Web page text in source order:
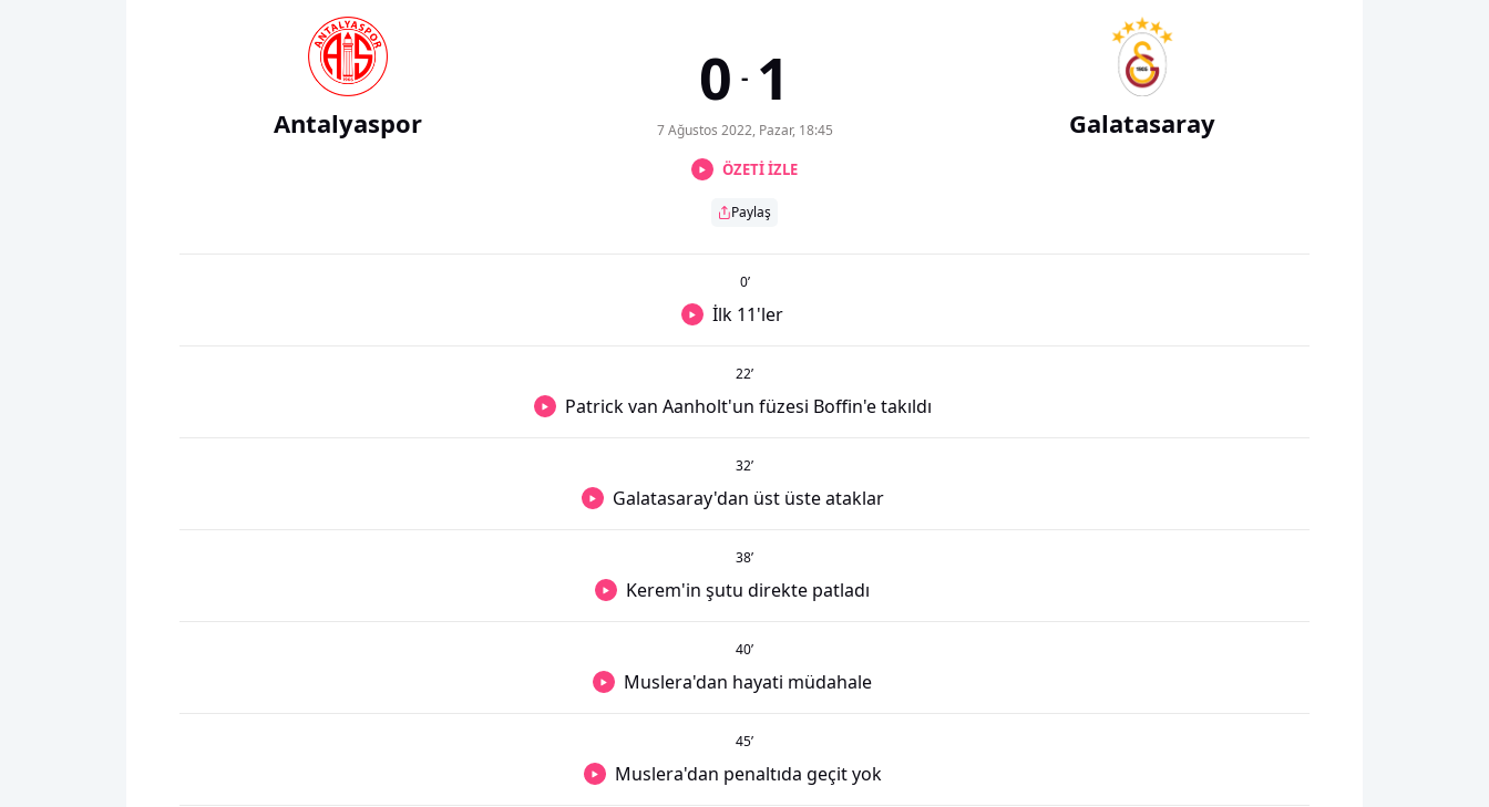
Antalyaspor
0 - 1
7 Ağustos 2022, Pazar, 18:45
ÖZETİ İZLE
Paylaş
Galatasaray
0’
İlk 11'ler
22’
Patrick van Aanholt'un füzesi Boffin'e takıldı
32’
Galatasaray'dan üst üste ataklar
38’
Kerem'in şutu direkte patladı
40’
Muslera'dan hayati müdahale
45’
Muslera'dan penaltıda geçit yok